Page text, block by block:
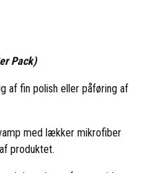
Pack)
af fin polish eller påføring af
med lækker mikrofiber
produktet.